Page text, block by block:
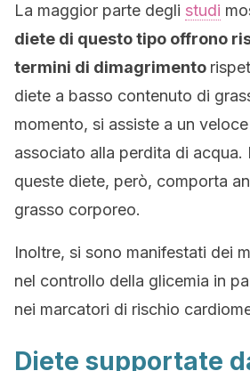
La maggior parte degli studi
diete di questo tipo offrono
termini di dimagrimento
diete a basso contenuto di
momento, si assiste a un
associato alla perdita di acqua.
queste diete, però, comporta
grasso corporeo.
Inoltre, si sono manifestati dei
nel controllo della glicemia in
nei marcatori di rischio
Diete supportate